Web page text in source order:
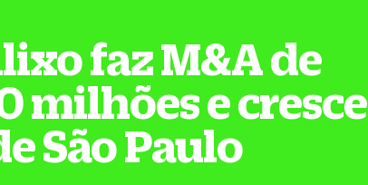
faz M&A de
milhões e cresce
São Paulo